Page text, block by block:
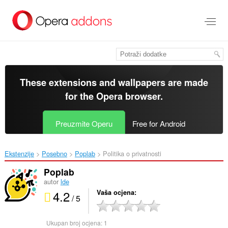
glavni
These extensions and wallpapers are made
for theOpera browser.
Preuzmite Operu Free for Android
Ekstenzije Posebno Poplab‎ Politika o privatnosti
Poplab
autor lde
4.2/ 5 Vaša ocjena
Ukupan broj ocjena: 1